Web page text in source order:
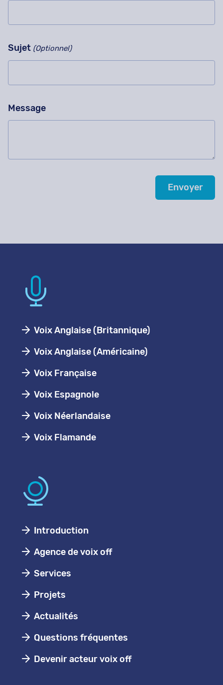
Sujet (Optionnel)
Message
Voix Anglaise (Britannique)
Voix Anglaise (Américaine)
Voix Française
Voix Espagnole
Voix Néerlandaise
Voix Flamande
Introduction
Agence de voix off
Services
Projets
Actualités
Questions fréquentes
Devenir acteur voix off